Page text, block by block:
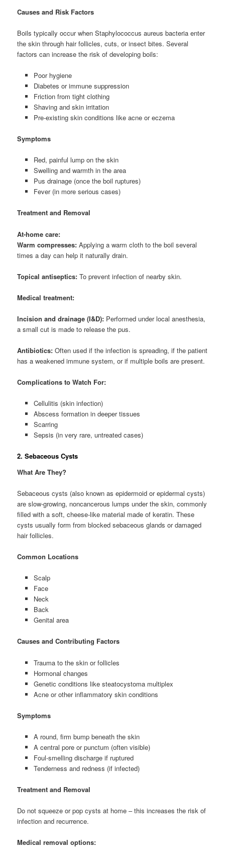
Causes and Risk Factors
Boils typically occur when Staphylococcus aureus bacteria enter
the skin through hair follicles, cuts, or insect bites. Several
factors can increase the risk of developing boils:
Poor hygiene
Diabetes or immune suppression
Friction from tight clothing
Shaving and skin irritation
Pre-existing skin conditions like acne or eczema
Symptoms
Red, painful lump on the skin
Swelling and warmth in the area
Pus drainage (once the boil ruptures)
Fever (in more serious cases)
Treatment and Removal
At-home care:
Warm compresses: Applying a warm cloth to the boil several
times a day can help it naturally drain.
Topical antiseptics: To prevent infection of nearby skin.
Medical treatment:
Incision and drainage (I&D): Performed under local anesthesia,
a small cut is made to release the pus.
Antibiotics: Often used if the infection is spreading, if the patient
has a weakened immune system, or if multiple boils are present.
Complications to Watch For:
Cellulitis (skin infection)
Abscess formation in deeper tissues
Scarring
Sepsis (in very rare, untreated cases)
2. Sebaceous Cysts
What Are They?
Sebaceous cysts (also known as epidermoid or epidermal cysts)
are slow-growing, noncancerous lumps under the skin, commonly
filled with a soft, cheese-like material made of keratin. These
cysts usually form from blocked sebaceous glands or damaged
hair follicles.
Common Locations
Scalp
Face
Neck
Back
Genital area
Causes and Contributing Factors
Trauma to the skin or follicles
Hormonal changes
Genetic conditions like steatocystoma multiplex
Acne or other inflammatory skin conditions
Symptoms
A round, firm bump beneath the skin
A central pore or punctum (often visible)
Foul-smelling discharge if ruptured
Tenderness and redness (if infected)
Treatment and Removal
Do not squeeze or pop cysts at home – this increases the risk of
infection and recurrence.
Medical removal options: